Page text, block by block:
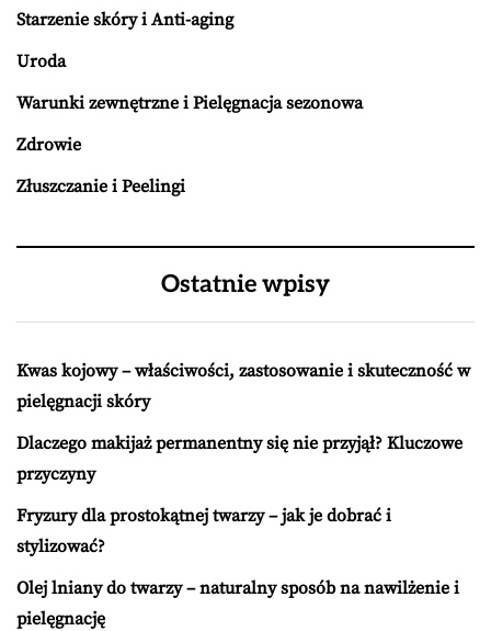
Starzenie skóry i Anti-aging
Uroda
Warunki zewnętrzne i Pielęgnacja sezonowa
Zdrowie
Złuszczanie i Peelingi
Ostatnie wpisy
Kwas kojowy – właściwości, zastosowanie i skuteczność w
pielęgnacji skóry
Dlaczego makijaż permanentny się nie przyjął? Kluczowe
przyczyny
Fryzury dla prostokątnej twarzy – jak je dobrać i
stylizować?
Olej lniany do twarzy – naturalny sposób na nawilżenie i
pielęgnację